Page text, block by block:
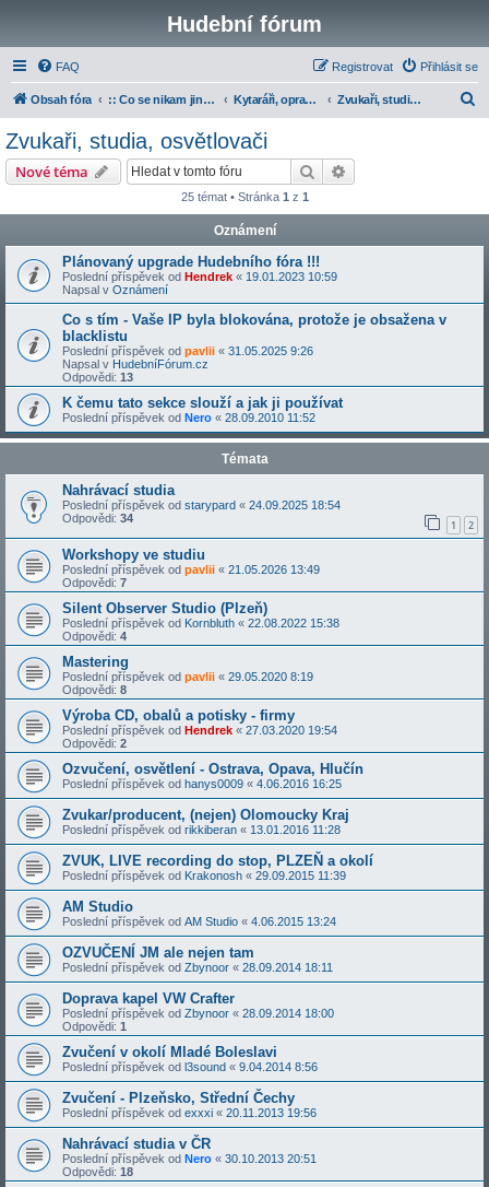
Hudební fórum
FAQ Přihlásit se
Registrovat
Obsah fóra :: Co se nikam jinam nevešlo Kytaráři, opraváři, zvukaři a učitelé Zvukaři, studia, osvětlovači
Zvukaři, studia, osvětlovači
Nové téma Hledat
25 témat • Stránka 1 z 1
Oznámení
Plánovaný upgrade Hudebního fóra !!!
Poslední příspěvek od Hendrek « 19.01.2023 10:59
Napsal v Oznámení
Co s tím - Vaše IP byla blokována, protože je obsažena v
blacklistu
Poslední příspěvek od pavlii « 31.05.2025 9:26
Napsal v HudebníFórum.cz
Odpovědi: 13
K čemu tato sekce slouží a jak ji používat
Poslední příspěvek od Nero « 28.09.2010 11:52
Témata
Nahrávací studia
Poslední příspěvek od starypard « 24.09.2025 18:54
Odpovědi: 34 1 2
Workshopy ve studiu
Poslední příspěvek od pavlii « 21.05.2026 13:49
Odpovědi: 7
Silent Observer Studio (Plzeň)
Poslední příspěvek od Kornbluth « 22.08.2022 15:38
Odpovědi: 4
Mastering
Poslední příspěvek od pavlii « 29.05.2020 8:19
Odpovědi: 8
Výroba CD, obalů a potisky - firmy
Poslední příspěvek od Hendrek « 27.03.2020 19:54
Odpovědi: 2
Ozvučení, osvětlení - Ostrava, Opava, Hlučín
Poslední příspěvek od hanys0009 « 4.06.2016 16:25
Zvukar/producent, (nejen) Olomoucky Kraj
Poslední příspěvek od rikkiberan « 13.01.2016 11:28
ZVUK, LIVE recording do stop, PLZEŇ a okolí
Poslední příspěvek od Krakonosh « 29.09.2015 11:39
AM Studio
Poslední příspěvek od AM Studio « 4.06.2015 13:24
OZVUČENÍ JM ale nejen tam
Poslední příspěvek od Zbynoor « 28.09.2014 18:11
Doprava kapel VW Crafter
Poslední příspěvek od Zbynoor « 28.09.2014 18:00
Odpovědi: 1
Zvučení v okolí Mladé Boleslavi
Poslední příspěvek od l3sound « 9.04.2014 8:56
Zvučení - Plzeňsko, Střední Čechy
Poslední příspěvek od exxxi « 20.11.2013 19:56
Nahrávací studia v ČR
Poslední příspěvek od Nero « 30.10.2013 20:51
Odpovědi: 18